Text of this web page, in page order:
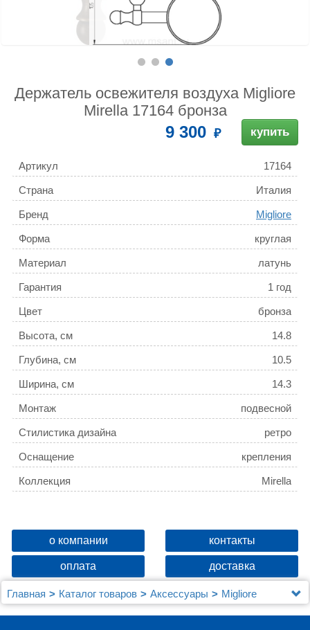
Держатель освежителя воздуха Migliore
Mirella 17164 бронза
9 300 купить
Артикул 17164
Страна Италия
Бренд Migliore
Форма круглая
Материал латунь
Гарантия 1 год
Цвет бронза
Высота, см 14.8
Глубина, см 10.5
Ширина, см 14.3
Монтаж подвесной
Стилистика дизайна ретро
Оснащение крепления
Коллекция Mirella
о компании контакты
оплата доставка
Главная Каталог товаров Аксессуары
Migliore
Держатель освежителя воздуха Migliore Mirella